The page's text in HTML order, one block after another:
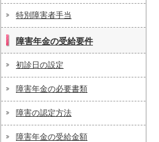
特別障害者手当
障害年金の受給要件
初診日の設定
障害年金の必要書類
障害の認定方法
障害年金の受給金額